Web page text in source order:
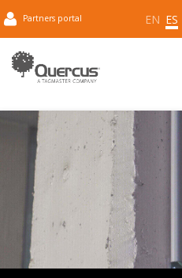
Partners portal EN ES